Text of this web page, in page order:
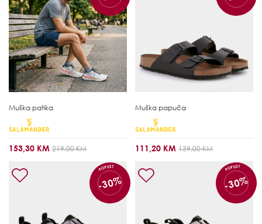
Muška patika
153,30 KM 219,00 KM
Muška papuča
111,20 KM 139,00 KM
POPUST
-30%
POPUST
-30%